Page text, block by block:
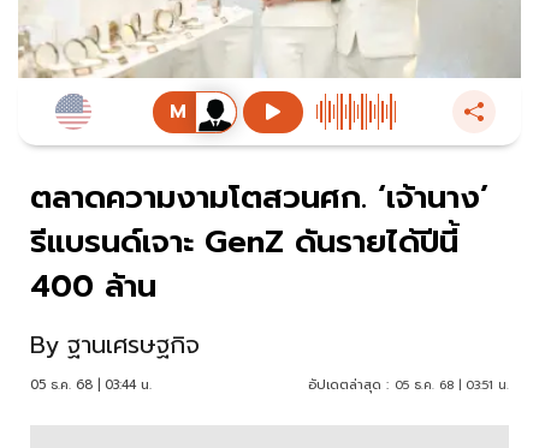
ตลาดความงามโตสวนศก. ‘เจ้านาง’
รีแบรนด์เจาะ GenZ ดันรายได้ปีนี้
400 ล้าน
By ฐานเศรษฐกิจ
05 ธ.ค. 68 | 03:44 น. อัปเดตล่าสุด : 05 ธ.ค. 68 | 03:51 น.